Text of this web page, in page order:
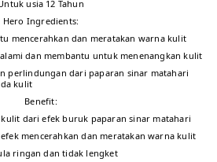
usia 12 Tahun
Hero Ingredients:
mencerahkan dan meratakan warna kulit
dan membantu untuk menenangkan kulit
perlindungan dari paparan sinar matahari
kulit
Benefit:
dari efek buruk paparan sinar matahari
mencerahkan dan meratakan warna kulit
ringan dan tidak lengket